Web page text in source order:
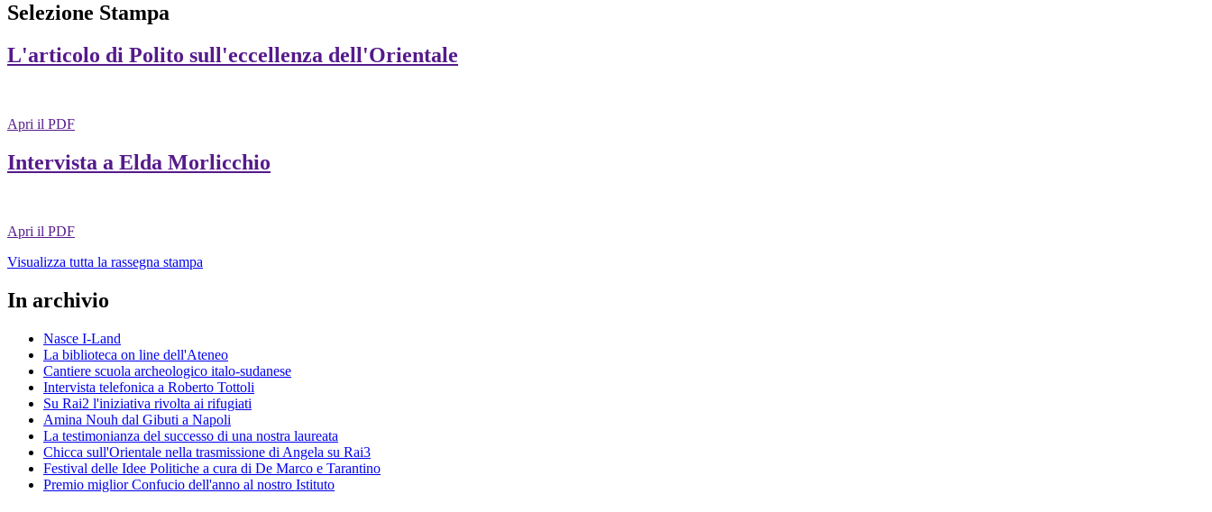
Selezione Stampa
L'articolo di Polito sull'eccellenza dell'Orientale
Apri il PDF
Intervista a Elda Morlicchio
Apri il PDF
Visualizza tutta la rassegna stampa
In archivio
Nasce I-Land
La biblioteca on line dell'Ateneo
Cantiere scuola archeologico italo-sudanese
Intervista telefonica a Roberto Tottoli
Su Rai2 l'iniziativa rivolta ai rifugiati
Amina Nouh dal Gibuti a Napoli
La testimonianza del successo di una nostra laureata
Chicca sull'Orientale nella trasmissione di Angela su Rai3
Festival delle Idee Politiche a cura di De Marco e Tarantino
Premio miglior Confucio dell'anno al nostro Istituto